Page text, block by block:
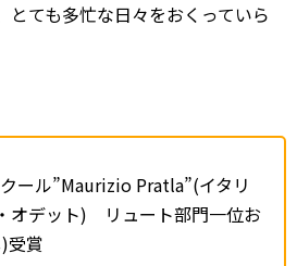
とても多忙な日々をおくっていら
ル”Maurizio Pratla”(イタリ
オデット) リュート部門一位お
受賞